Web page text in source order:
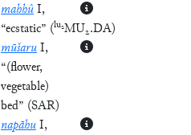
mahhûI,
“ecstatic” (lu₂MU₂.DA)
mūšaruI,
“(flower,
vegetable)
bed” (SAR)
napāhuI,